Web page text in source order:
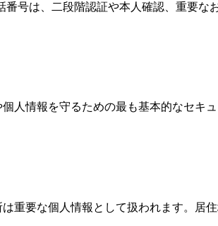
号は、二段階認証や本人確認、重要
人情報を守るための最も基本的なセキ
重要な個人情報として扱われます。居